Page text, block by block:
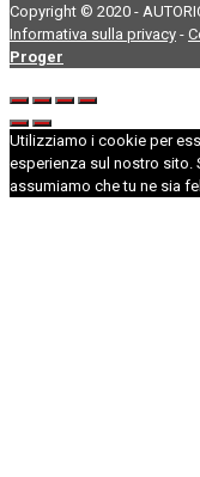
Copyright © 2020 -
Informativa sulla privacy -
Proger
Utilizziamo i cookie per
esperienza sul nostro sito.
assumiamo che tu ne sia